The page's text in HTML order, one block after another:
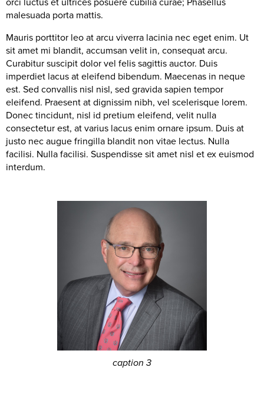
orci luctus et ultrices posuere cubilia curae; Phasellus
malesuada porta mattis.
Mauris porttitor leo at arcu viverra lacinia nec eget enim. Ut
sit amet mi blandit, accumsan velit in, consequat arcu.
Curabitur suscipit dolor vel felis sagittis auctor. Duis
imperdiet lacus at eleifend bibendum. Maecenas in neque
est. Sed convallis nisl nisl, sed gravida sapien tempor
eleifend. Praesent at dignissim nibh, vel scelerisque lorem.
Donec tincidunt, nisl id pretium eleifend, velit nulla
consectetur est, at varius lacus enim ornare ipsum. Duis at
justo nec augue fringilla blandit non vitae lectus. Nulla
facilisi. Nulla facilisi. Suspendisse sit amet nisl et ex euismod
interdum.
caption 3